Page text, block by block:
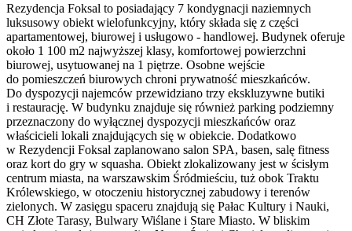
Rezydencja Foksal to posiadający 7 kondygnacji naziemnych
luksusowy obiekt wielofunkcyjny, który składa się z części
apartamentowej, biurowej i usługowo - handlowej. Budynek oferuje
około 1 100 m2 najwyższej klasy, komfortowej powierzchni
biurowej, usytuowanej na 1 piętrze. Osobne wejście
do pomieszczeń biurowych chroni prywatność mieszkańców.
Do dyspozycji najemców przewidziano trzy ekskluzywne butiki
i restaurację. W budynku znajduje się również parking podziemny
przeznaczony do wyłącznej dyspozycji mieszkańców oraz
właścicieli lokali znajdujących się w obiekcie. Dodatkowo
w Rezydencji Foksal zaplanowano salon SPA, basen, salę fitness
oraz kort do gry w squasha. Obiekt zlokalizowany jest w ścisłym
centrum miasta, na warszawskim Śródmieściu, tuż obok Traktu
Królewskiego, w otoczeniu historycznej zabudowy i terenów
zielonych. W zasięgu spaceru znajdują się Pałac Kultury i Nauki,
CH Złote Tarasy, Bulwary Wiślane i Stare Miasto. W bliskim